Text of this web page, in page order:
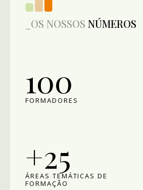
_OS NOSSOS NÚMEROS
100
FORMADORES
+25
ÁREAS TEMÁTICAS DE
FORMAÇÃO